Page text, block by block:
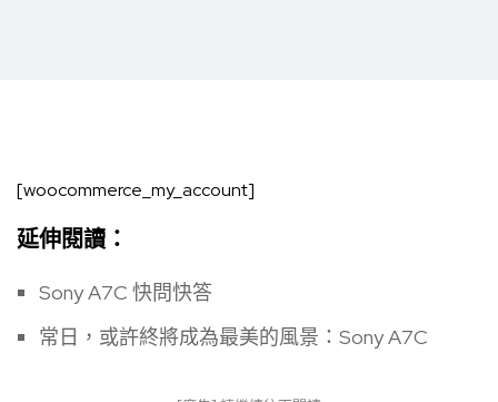
[woocommerce_my_account]
延伸閱讀：
Sony A7C 快問快答
常日，或許終將成為最美的風景：Sony A7C